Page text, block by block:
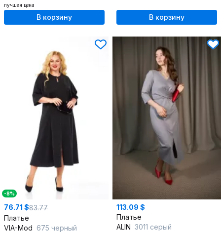
лучшая цена
В корзину В корзину
-8%
76.71 $83.77
Платье
VIA-Mod 675 черный
113.09 $
Платье
ALIN 3011 серый